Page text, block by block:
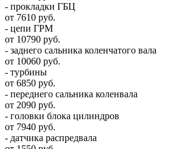
- прокладки ГБЦ
от 7610 руб.
- цепи ГРМ
от 10790 руб.
- заднего сальника коленчатого вала
от 10060 руб.
- турбины
от 6850 руб.
- переднего сальника коленвала
от 2090 руб.
- головки блока цилиндров
от 7940 руб.
- датчика распредвала